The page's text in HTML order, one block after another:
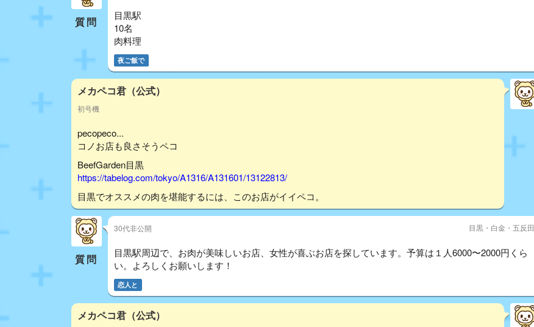
質問
目黒駅
10名
肉料理
夜ご飯で
メカペコ君（公式）
初号機
pecopeco...
コノお店も良さそうペコ
BeefGarden目黒
https://tabelog.com/tokyo/A1316/A131601/13122813/
目黒でオススメの肉を堪能するには、このお店がイイペコ。
質問
30代非公開 目黒・白金・五反田
目黒駅周辺で、お肉が美味しいお店、女性が喜ぶお店を探しています。予算は１人6000〜2000円くら
い。よろしくお願いします！
恋人と
メカペコ君（公式）